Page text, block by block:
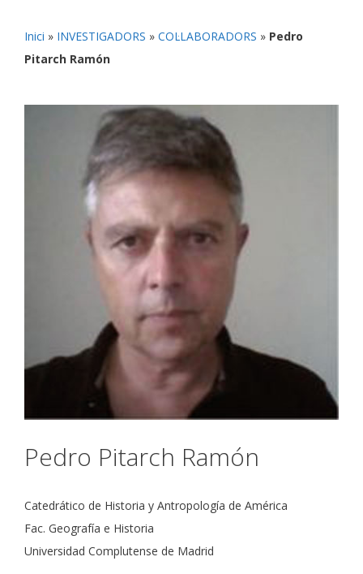
Inici » INVESTIGADORS » COL·LABORADORS » Pedro
Pitarch Ramón
Pedro Pitarch Ramón
Catedrático de Historia y Antropología de América
Fac. Geografía e Historia
Universidad Complutense de Madrid